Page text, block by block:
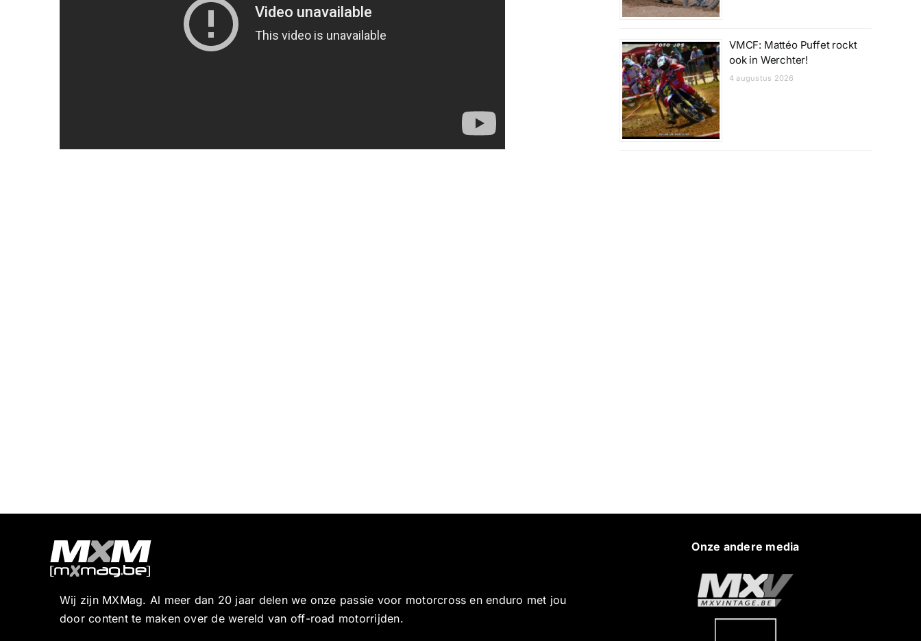
VMCF: Mattéo Puffet rockt
ook in Werchter!
4 augustus 2026
Wij zijn MXMag. Al meer dan 20 jaar delen we onze passie voor motorcross en enduro met jou
door content te maken over de wereld van off-road motorrijden.
Onze andere media